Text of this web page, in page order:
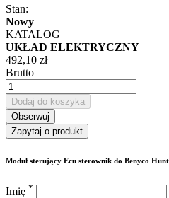
Stan:
Nowy
KATALOG
UKŁAD ELEKTRYCZNY
492,10 zł
Brutto
Dodaj do koszyka
Obserwuj
Zapytaj o produkt
Moduł sterujący Ecu sterownik do Benyco
Imię *